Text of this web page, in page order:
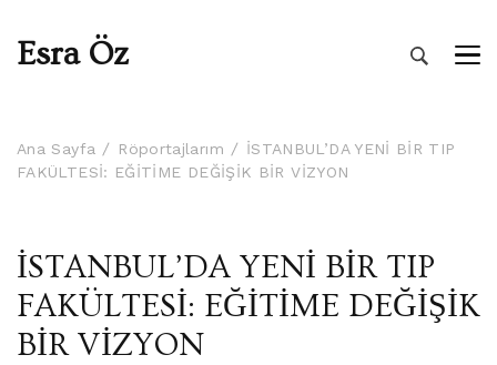
Esra Öz
Ana Sayfa Röportajlarım
İSTANBUL’DA YENİ BİR TIP
FAKÜLTESİ: EĞİTİME DEĞİŞİK BİR VİZYON
İSTANBUL’DA YENİ BİR TIP
FAKÜLTESİ: EĞİTİME DEĞİŞİK
BİR VİZYON